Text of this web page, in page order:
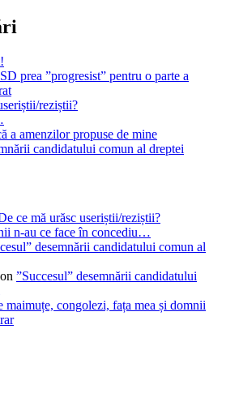
prea ”progresist” pentru o parte a
reziștii?
a amenzilor propuse de mine
candidatului comun al dreptei
ce mă urăsc useriștii/reziștii?
n-au ce face în concediu…
desemnării candidatului comun al
on ”Succesul” desemnării candidatului
maimuțe, congolezi, fața mea și domnii